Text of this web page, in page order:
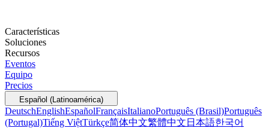
Características
Soluciones
Recursos
Eventos
Equipo
Precios
Español (Latinoamérica)
DeutschEnglishEspañolFrançaisItalianoPortuguês (Brasil)Português
(Portugal)Tiếng ViệtTürkçe简体中文繁體中文 日本語한국어